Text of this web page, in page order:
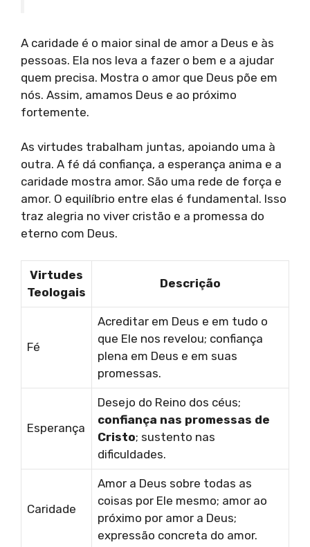
A caridade é o maior sinal de amor a Deus e às
pessoas. Ela nos leva a fazer o bem e a ajudar
quem precisa. Mostra o amor que Deus põe em
nós. Assim, amamos Deus e ao próximo
fortemente.
As virtudes trabalham juntas, apoiando uma à
outra. A fé dá confiança, a esperança anima e a
caridade mostra amor. São uma rede de força e
amor. O equilíbrio entre elas é fundamental. Isso
traz alegria no viver cristão e a promessa do
eterno com Deus.
Virtudes
Teologais
Descrição
Fé
Acreditar em Deus e em tudo o
que Ele nos revelou; confiança
plena em Deus e em suas
promessas.
Esperança
Desejo do Reino dos céus;
confiança nas promessas de
Cristo; sustento nas
dificuldades.
Caridade
Amor a Deus sobre todas as
coisas por Ele mesmo; amor ao
próximo por amor a Deus;
expressão concreta do amor.